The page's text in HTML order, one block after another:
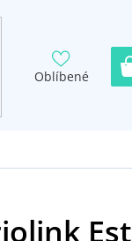
Oblíbené